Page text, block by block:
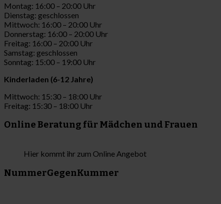
Montag: 16:00 – 20:00 Uhr
Dienstag: geschlossen
Mittwoch: 16:00 – 20:00 Uhr
Donnerstag: 16:00 – 20:00 Uhr
Freitag: 16:00 – 20:00 Uhr
Samstag: geschlossen
Sonntag: 15:00 – 19:00 Uhr
Kinderladen (6-12 Jahre)
Mittwoch: 15:30 – 18:00 Uhr
Freitag: 15:30 – 18:00 Uhr
Online Beratung für Mädchen und Frauen
Hier kommt ihr zum Online Angebot
NummerGegenKummer